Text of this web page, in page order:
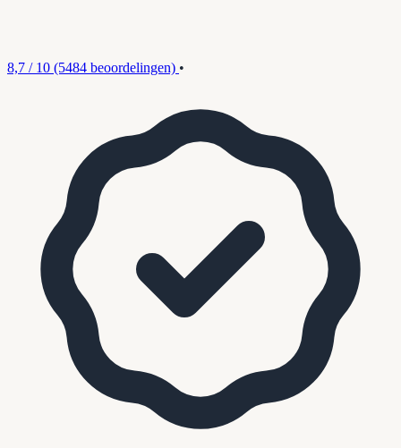
8,7 / 10 (5484 beoordelingen) •